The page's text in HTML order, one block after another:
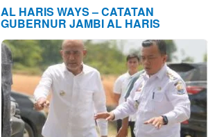
AL HARIS WAYS – CATATAN
GUBERNUR JAMBI AL HARIS